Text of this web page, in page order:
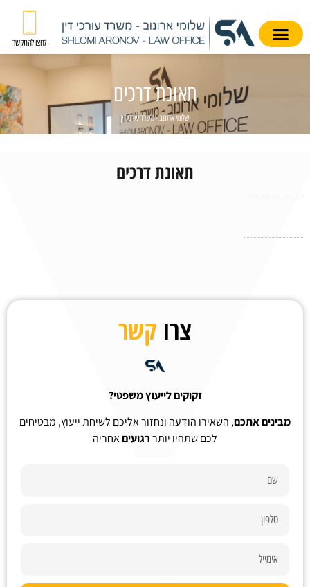
לחצו להתקשר
תאונת דרכים
שלומי ארונוב - משרד עורכי דין
תאונת דרכים
צרו קשר
זקוקים לייעוץ משפטי?
מבינים אתכם, השאירו הודעה ונחזור אליכם לשיחת ייעוץ, מבטיחים
לכם שתהיו יותררגועיםאחריה